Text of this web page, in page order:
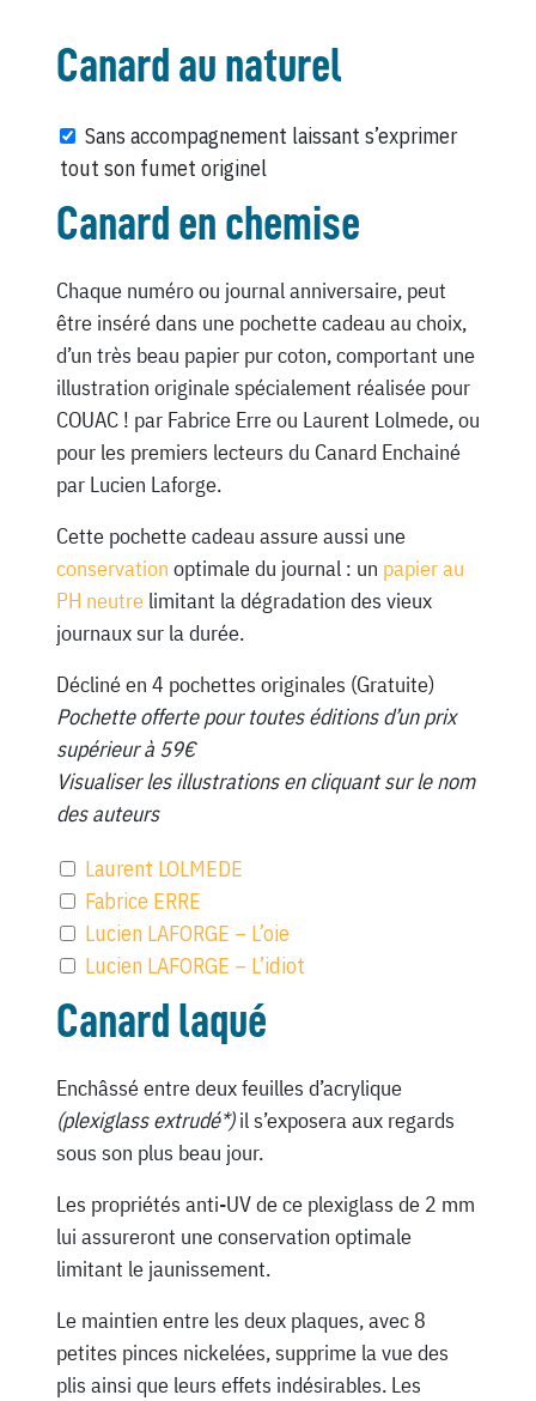
Canard au naturel
Sans accompagnement laissant s’exprimer
tout son fumet originel
Canard en chemise
Chaque numéro ou journal anniversaire, peut
être inséré dans une pochette cadeau au choix,
d’un très beau papier pur coton, comportant une
illustration originale spécialement réalisée pour
COUAC ! par Fabrice Erre ou Laurent Lolmede, ou
pour les premiers lecteurs du Canard Enchainé
par Lucien Laforge.
Cette pochette cadeau assure aussi une
conservation optimale du journal : un papier au
PH neutrelimitant la dégradation des vieux
journaux sur la durée.
Décliné en 4 pochettes originales (Gratuite)
Pochette offerte pour toutes éditions d’un prix
supérieur à 59€
Visualiser les illustrations en cliquant sur le nom
des auteurs
Laurent LOLMEDE
Fabrice ERRE
Lucien LAFORGE – L’oie
Lucien LAFORGE – L’idiot
Canard laqué
Enchâssé entre deux feuilles d’acrylique
(plexiglass extrudé*)il s’exposera aux regards
sous son plus beau jour.
Les propriétés anti-UV de ce plexiglass de 2 mm
lui assureront une conservation optimale
limitant le jaunissement.
Le maintien entre les deux plaques, avec 8
petites pinces nickelées, supprime la vue des
plis ainsi que leurs effets indésirables. Les